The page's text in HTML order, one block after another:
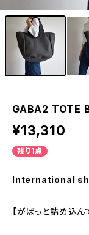
GABA2 TOTE
¥13,310
残り1点
International
【がばっと詰め込ん